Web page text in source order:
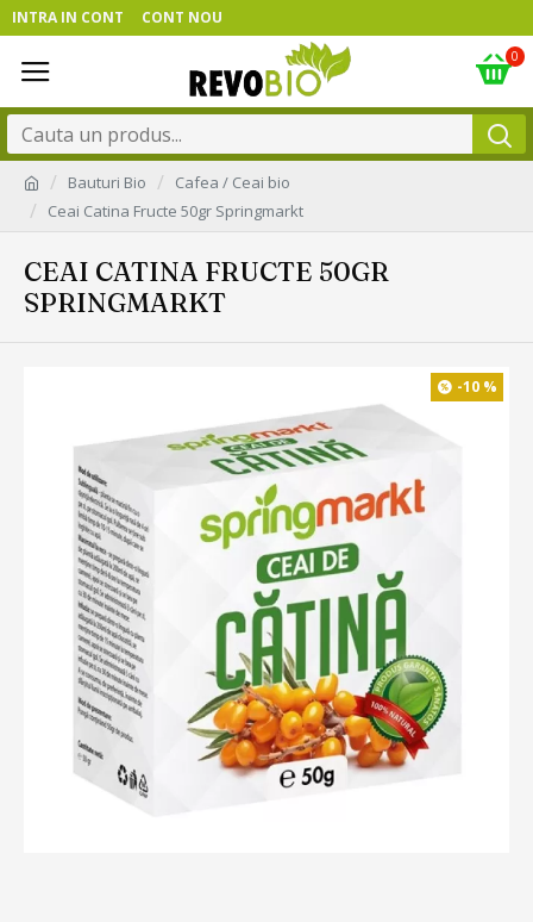
INTRA IN CONT CONT NOU
0
Bauturi Bio
Cafea / Ceai bio
Ceai Catina Fructe 50gr Springmarkt
CEAI CATINA FRUCTE 50GR
SPRINGMARKT
-10 %